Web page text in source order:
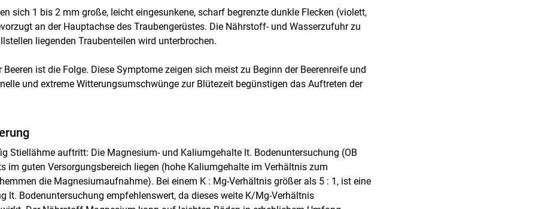
Skip to main content
sich 1 bis 2 mm große, leicht eingesunkene, scharf begrenzte dunkle Flecken (violett,
an der Hauptachse des Traubengerüstes. Die Nährstoff- und Wasserzufuhr zu
liegenden Traubenteilen wird unterbrochen.
Beeren ist die Folge. Diese Symptome zeigen sich meist zu Beginn der Beerenreife und
und extreme Witterungsumschwünge zur Blütezeit begünstigen das Auftreten der
Stiellähme auftritt: Die Magnesium- und Kaliumgehalte lt. Bodenuntersuchung (OB
im guten Versorgungsbereich liegen (hohe Kaliumgehalte im Verhältnis zum
die Magnesiumaufnahme). Bei einem K : Mg-Verhältnis größer als 5 : 1, ist eine
lt. Bodenuntersuchung empfehlenswert, da dieses weite K/Mg-Verhältnis